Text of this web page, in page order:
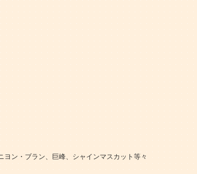
・ブラン、巨峰、シャインマスカット等々